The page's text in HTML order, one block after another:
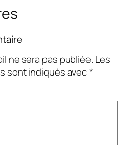
ne sera pas publiée. Les
sont indiqués avec*